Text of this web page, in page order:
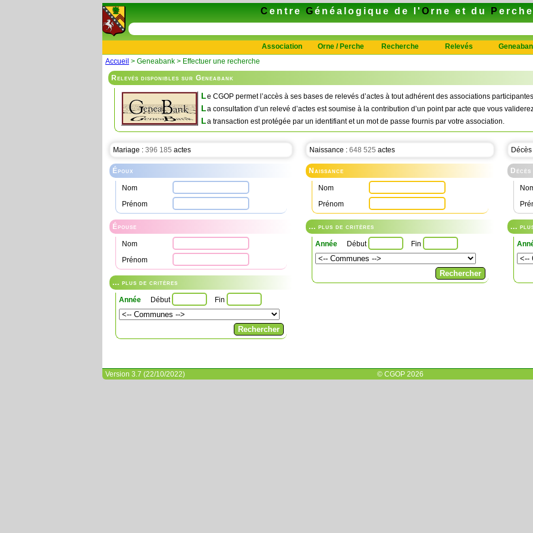
C entre Généalogique de l' O rne et du P erche
Association Orne / Perche Recherche Relevés
Accueil > Geneabank > Effectuer une recherche
Relevés disponibles sur Geneabank
Le CGOP permet l’accès à ses bases de relevés d’actes à tout adhérent des associations
La consultation d’un relevé d’actes est soumise à la contribution d’un point par acte que vous
La transaction est protégée par un identifiant et un mot de passe fournis par votre association.
Mariage : 396 185 actes
Époux
Nom
Prénom
Épouse
Nom
Prénom
... plus de critères
Année Début Fin
Naissance : 648 525 actes
Naissance
Nom
Prénom
... plus de critères
Année Début Fin
Décès
Décès
...
Version 3.7 (22/10/2022) © CGOP 2026